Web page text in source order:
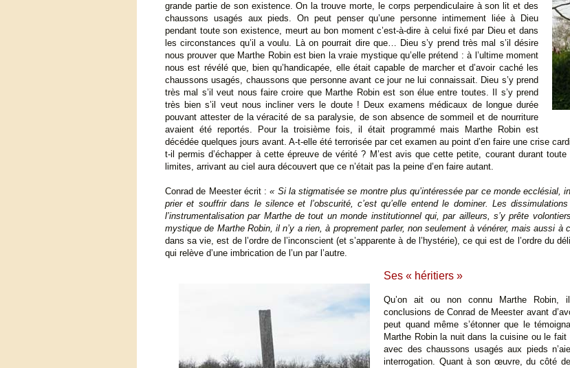
grande partie de son existence. On la trouve morte, le corps perpendiculaire à son lit et des
chaussons usagés aux pieds. On peut penser qu’une personne intimement liée à Dieu
pendant toute son existence, meurt au bon moment c’est-à-dire à celui fixé par Dieu et dans
les circonstances qu’il a voulu. Là on pourrait dire que… Dieu s’y prend très mal s’il désire
nous prouver que Marthe Robin est bien la vraie mystique qu’elle prétend : à l’ultime moment
nous est révélé que, bien qu’handicapée, elle était capable de marcher et d’avoir caché les
chaussons usagés, chaussons que personne avant ce jour ne lui connaissait. Dieu s’y prend
très mal s’il veut nous faire croire que Marthe Robin est son élue entre toutes. Il s’y prend
très bien s’il veut nous incliner vers le doute ! Deux examens médicaux de longue durée
pouvant attester de la véracité de sa paralysie, de son absence de sommeil et de nourriture
avaient été reportés. Pour la troisième fois, il était programmé mais Marthe Robin est
décédée quelques jours avant. A-t-elle été terrorisée par cet examen au point d’en faire une crise
t-il permis d’échapper à cette épreuve de vérité ? M’est avis que cette petite, courant durant
limites, arrivant au ciel aura découvert que ce n’était pas la peine d’en faire autant.
Conrad de Meester écrit :« Si la stigmatisée se montre plus qu’intéressée par ce monde ecclésial,
prier et souffrir dans le silence et l’obscurité, c’est qu’elle entend le dominer. Les
l’instrumentalisation par Marthe de tout un monde institutionnel qui, par ailleurs, s’y prête
mystique de Marthe Robin, il n’y a rien, à proprement parler, non seulement à vénérer, mais aussi à
dans sa vie, est de l’ordre de l’inconscient (et s’apparente à de l’hystérie), ce qui est de l’ordre du
qui relève d’une imbrication de l’un par l’autre.
Ses « héritiers »
Qu’on ait ou non connu Marthe Robin,
conclusions de Conrad de Meester avant
peut quand même s’étonner que le
Marthe Robin la nuit dans la cuisine ou le
avec des chaussons usagés aux pieds
interrogation. Quant à son œuvre, du côté